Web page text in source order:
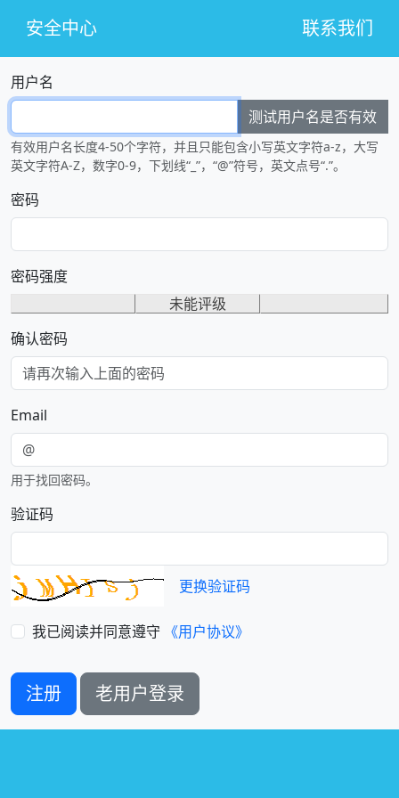
安全中心 联系我们
用户名
测试用户名是否有效
有效用户名长度4-50个字符，并且只能包含小写英文字符a-z，大写
英文字符A-Z，数字0-9，下划线“_”，“@”符号，英文点号“.”。
密码
密码强度
未能评级
确认密码
Email
用于找回密码。
验证码
更换验证码
我已阅读并同意遵守 《用户协议》
注册 老用户登录